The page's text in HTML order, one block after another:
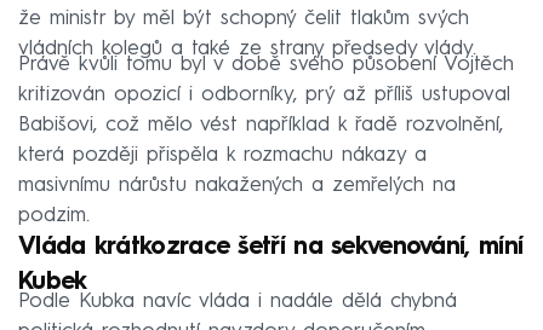
že ministr by měl být schopný čelit tlakům svých
vládních kolegů a také ze strany předsedy vlády.
Právě kvůli tomu byl v době svého působení Vojtěch
kritizován opozicí i odborníky, prý až příliš ustupoval
Babišovi, což mělo vést například k řadě rozvolnění,
která později přispěla k rozmachu nákazy a
masivnímu nárůstu nakažených a zemřelých na
podzim.
Vláda krátkozrace šetří na sekvenování, míní
Kubek
Podle Kubka navíc vláda i nadále dělá chybná